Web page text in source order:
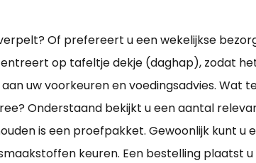
Of prefereert u een wekelijkse
op tafeltje dekje (daghap), zodat
uw voorkeuren en voedingsadvies. Wat
Onderstaand bekijkt u een aantal
is een proefpakket. Gewoonlijk kunt u
keuren. Een bestelling plaatst